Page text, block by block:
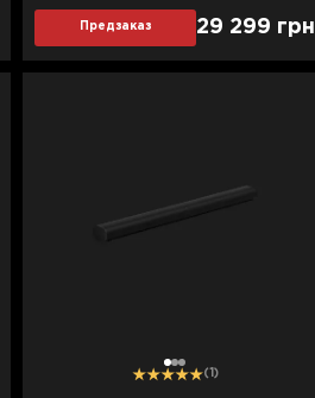
Предзаказ 29 299 грн
12 3 (1)